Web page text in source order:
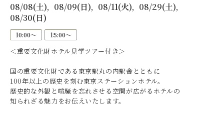
08/08(土) 08/09(日) 08/11(火)
08/29(土)
08/30(日)
10:00〜 15:00〜
＜重要文化財ホテル見学ツアー付き＞
国の重要文化財である東京駅丸の内駅舎とともに
100年以上の歴史を刻む東京ステーションホテル。
歴史的な外観と喧騒を忘れさせる空間が広がるホテルの
知られざる魅力をお伝えいたします。